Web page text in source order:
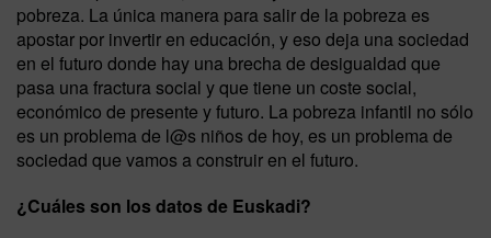
pobreza. La única manera para salir de la pobreza es
apostar por invertir en educación, y eso deja una sociedad
en el futuro donde hay una brecha de desigualdad que
pasa una fractura social y que tiene un coste social,
económico de presente y futuro. La pobreza infantil no sólo
es un problema de l@s niños de hoy, es un problema de
sociedad que vamos a construir en el futuro.
¿Cuáles son los datos de Euskadi?